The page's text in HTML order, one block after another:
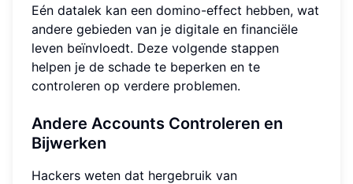
Eén datalek kan een domino-effect hebben, wat
andere gebieden van je digitale en financiële
leven beïnvloedt. Deze volgende stappen
helpen je de schade te beperken en te
controleren op verdere problemen.
Andere Accounts Controleren en
Bijwerken
Hackers weten dat hergebruik van